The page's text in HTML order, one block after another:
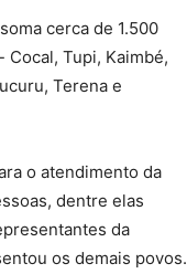
cerca de 1.500
Cocal, Tupi, Kaimbé,
Terena e
o atendimento da
dentre elas
da
os demais povos.